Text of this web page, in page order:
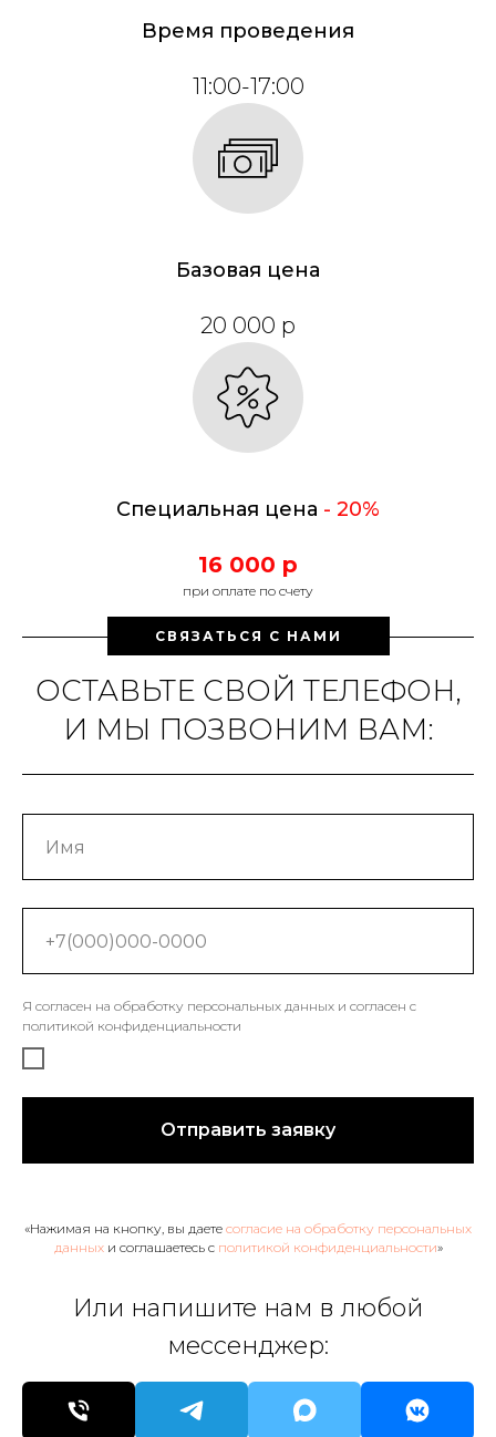
Время проведения
11:00-17:00
Базовая цена
20 000 р
Специальная цена - 20%
16 000 р
при оплате по счету
СВЯЗАТЬСЯ С НАМИ
ОСТАВЬТЕ СВОЙ ТЕЛЕФОН,
И МЫ ПОЗВОНИМ ВАМ:
Я согласен на обработку персональных данных и согласен c
политикой конфиденциальности
Отправить заявку
«Нажимая на кнопку, вы даете согласие на обработку персональных
данныхи соглашаетесь c политикой конфиденциальности»
Или напишите нам в любой
мессенджер: